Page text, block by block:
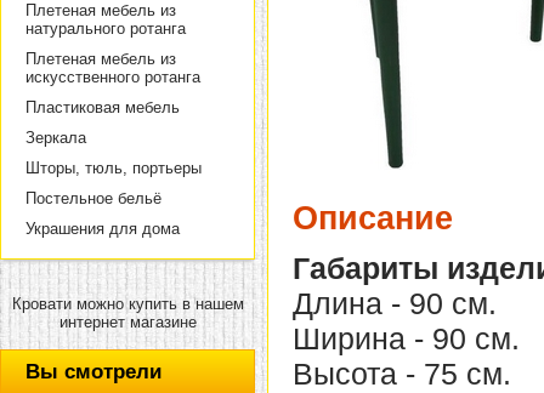
Плетеная мебель из
натурального ротанга
Плетеная мебель из
искусственного ротанга
Пластиковая мебель
Зеркала
Шторы, тюль, портьеры
Постельное бельё
Украшения для дома
Кровати можно купить в нашем
интернет магазине
Вы смотрели
Описание
Габариты
Длина - 90 см.
Ширина - 90 см.
Высота - 75 см.